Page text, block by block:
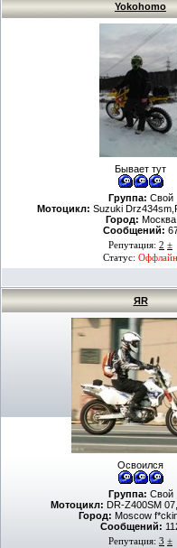
Yokohomo
Бывает тут
Группа: Свой
Мотоцикл: Suzuki
Город: Москва
Сообщений:
Репутация: 2 ±
Статус: Оффлайн
ЯR
Освоился
Группа: Свой
Мотоцикл: DR-Z400SM
Город: Moscow
Сообщений:
Репутация: 3 ±